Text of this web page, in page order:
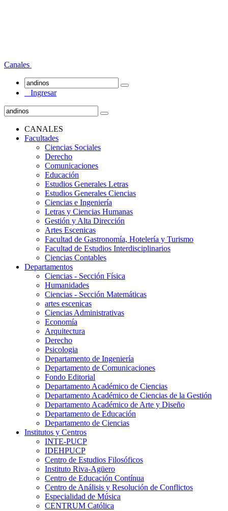
Canales
Ingresar
CANALES
Facultades
Ciencias Sociales
Derecho
Comunicaciones
Educación
Estudios Generales Letras
Estudios Generales Ciencias
Ciencias e Ingeniería
Letras y Ciencias Humanas
Gestión y Alta Dirección
Artes Escenicas
Facultad de Gastronomía, Hotelería y Turismo
Facultad de Estudios Interdisciplinarios
Ciencias Contables
Departamentos
Ciencias - Sección Física
Humanidades
Ciencias - Sección Matemáticas
artes escenicas
Ciencias Administrativas
Economía
Arquitectura
Derecho
Psicologia
Departamento de Ingeniería
Departamento de Comunicaciones
Fondo Editorial
Departamento Académico de Ciencias
Departamento Académico de Ciencias de la Gestión
Departamento Académico de Arte y Diseño
Departamento de Educación
Departamento de Ciencias
Institutos y Centros
INTE-PUCP
IDEHPUCP
Centro de Estudios Filosóficos
Instituto Riva-Agüero
Centro de Educación Contínua
Centro de Análisis y Resolución de Conflictos
Especialidad de Música
CENTRUM Católica